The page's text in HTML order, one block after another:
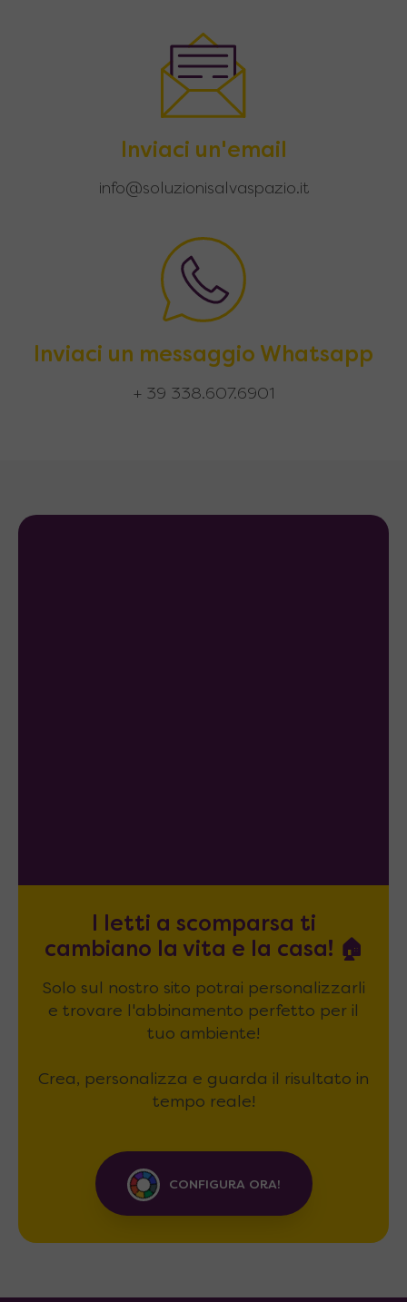
Inviaci un'email
info@soluzionisalvaspazio.it
Inviaci un messaggio Whatsapp
+ 39 338.607.6901
I letti a scomparsa ti
cambiano la vita e la casa! 🏠
Solo sul nostro sito potrai personalizzarli
e trovare l'abbinamento perfetto per il
tuo ambiente!
Crea, personalizza e guarda il risultato in
tempo reale!
CONFIGURA ORA!